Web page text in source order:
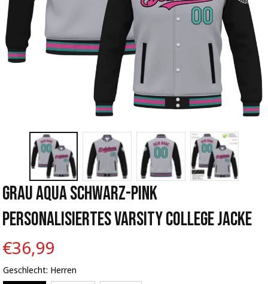
Grau Aqua Schwarz-Pink
Personalisiertes Varsity College Jacke
€36,99
Geschlecht: Herren